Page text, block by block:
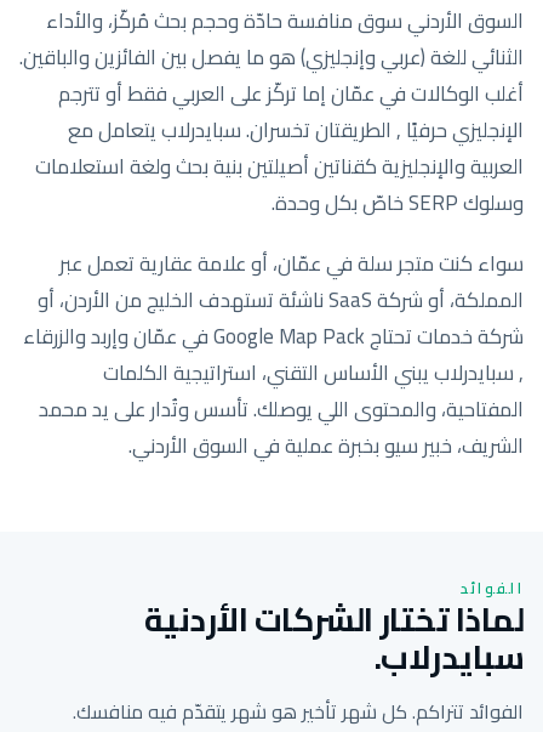
السوق الأردني سوق منافسة حادّة وحجم بحث مُركّز، والأداء
الثنائي للغة (عربي وإنجليزي) هو ما يفصل بين الفائزين والباقين.
أغلب الوكالات في عمّان إما تركّز على العربي فقط أو تترجم
الإنجليزي حرفيًا , الطريقتان تخسران. سبايدرلاب يتعامل مع
العربية والإنجليزية كقناتين أصيلتين بنية بحث ولغة استعلامات
وسلوك SERP خاصّ بكل وحدة.
سواء كنت متجر سلة في عمّان، أو علامة عقارية تعمل عبر
المملكة، أو شركة SaaS ناشئة تستهدف الخليج من الأردن، أو
شركة خدمات تحتاج Google Map Pack في عمّان وإربد والزرقاء
, سبايدرلاب يبني الأساس التقني، استراتيجية الكلمات
المفتاحية، والمحتوى اللي يوصلك. تأسس وتُدار على يد محمد
الشريف، خبير سيو بخبرة عملية في السوق الأردني.
الفوائد
لماذا تختار الشركات الأردنية
سبايدرلاب.
الفوائد تتراكم. كل شهر تأخير هو شهر يتقدّم فيه منافسك.